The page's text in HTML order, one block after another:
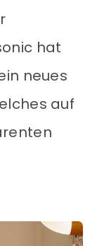
hat
neues
auf